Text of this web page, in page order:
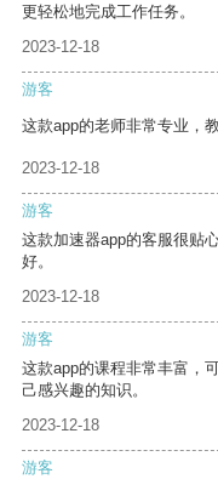
更轻松地完成工作任务。
2023-12-18
游客
这款app的老师非常专业，
2023-12-18
游客
这款加速器app的客服很贴
好。
2023-12-18
游客
这款app的课程非常丰富，
己感兴趣的知识。
2023-12-18
游客